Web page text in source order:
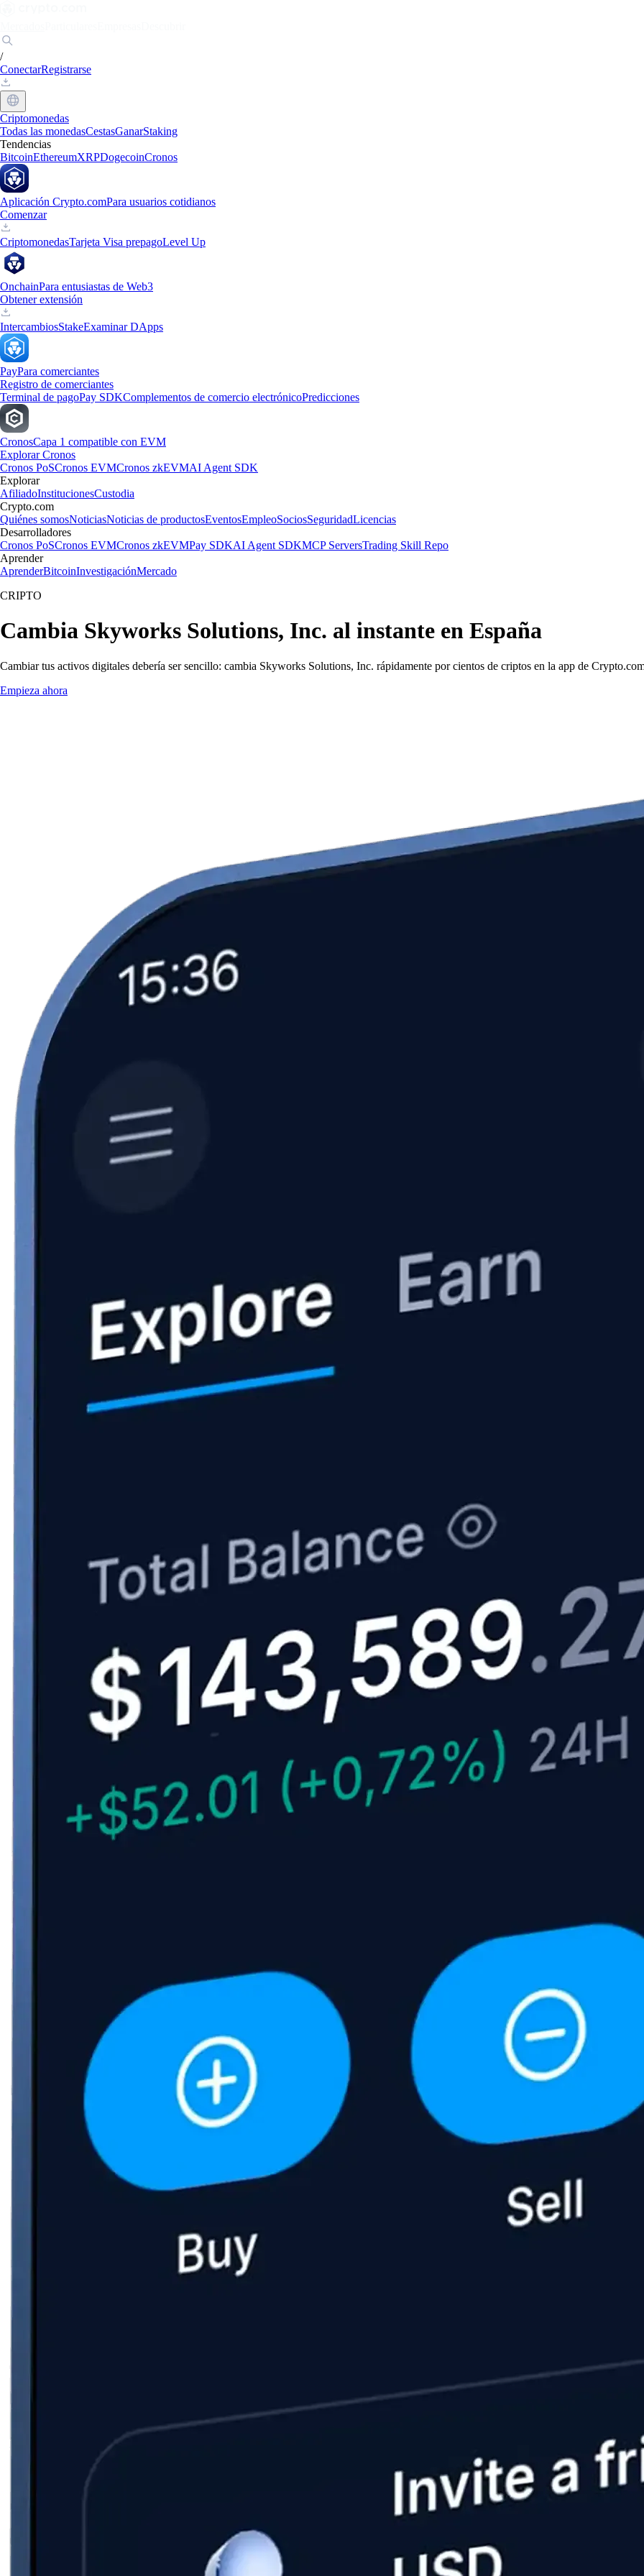
/
ConectarRegistrarse
Criptomonedas
Todas las monedasCestasGanarStaking
Tendencias
BitcoinEthereumXRPDogecoinCronos
Aplicación Crypto.comPara usuarios cotidianos
Comenzar
CriptomonedasTarjeta Visa prepagoLevel Up
OnchainPara entusiastas de Web3
Obtener extensión
IntercambiosStakeExaminar DApps
PayPara comerciantes
Registro de comerciantes
Terminal de pagoPay SDKComplementos de comercio electrónicoPredicciones
CronosCapa 1 compatible con EVM
Explorar Cronos
Cronos PoSCronos EVMCronos zkEVMAI Agent SDK
Explorar
AfiliadoInstitucionesCustodia
Crypto.com
Quiénes somosNoticiasNoticias de productosEventosEmpleoSociosSeguridadLicencias
Desarrolladores
Cronos PoSCronos EVMCronos zkEVMPay SDKAI Agent SDKMCP ServersTrading Skill Repo
Aprender
AprenderBitcoinInvestigaciónMercado
CRIPTO
Cambia Skyworks Solutions, Inc. al instante en España
Cambiar tus activos digitales debería ser sencillo: cambia Skyworks Solutions, Inc. rápidamente por cientos de criptos en la app de
Empieza ahora